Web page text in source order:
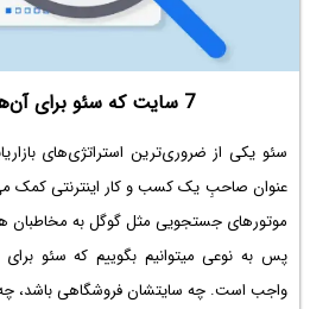
7 سایت که سئو برای آن‌ها واجب است
سئو یکی از ضروری‌ترین استراتژی‌های
عنوان صاحبِ یک کسب و کار اینترنتی کمک
موتورهای جستجویی مثل گوگل به
پس به نوعی میتوانیم بگوییم که سئو
واجب است. چه سایتشان فروشگاهی باشد،